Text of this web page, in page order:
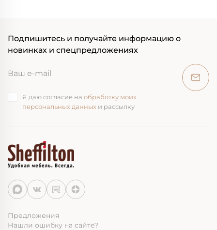
Подпишитесь и получайте информацию о
новинках и спецпредложениях
Я даю согласие на обработку моих
персональных данных и рассылку
Предложения
Нашли ошибку на сайте?